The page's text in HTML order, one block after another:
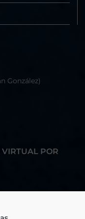
González)
VIRTUAL POR